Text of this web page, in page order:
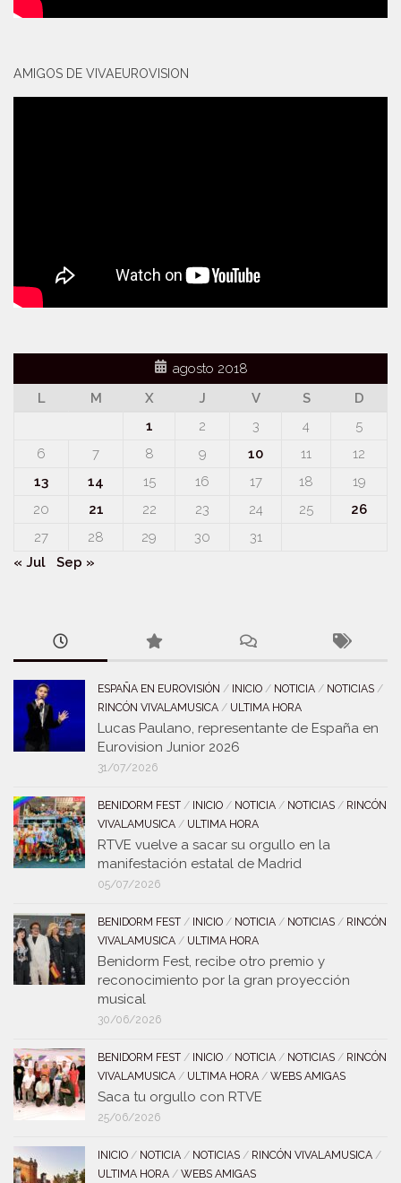
AMIGOS DE VIVAEUROVISION
agosto 2018
L
M X J V S
D
1
2 3 4
5
6
7 8 9 10 11
12
13
14 15 16 17 18
19
20
21 22 23 24 25
26
27
28 29 30
31
« Jul
Sep »
ESPAÑA EN EUROVISIÓN / INICIO / NOTICIA / NOTICIAS /
RINCÓN VIVALAMUSICA / ULTIMA HORA
Lucas Paulano, representante de España en
Eurovision Junior 2026
31/07/2026
BENIDORM FEST / INICIO / NOTICIA / NOTICIAS / RINCÓN
VIVALAMUSICA / ULTIMA HORA
RTVE vuelve a sacar su orgullo en la
manifestación estatal de Madrid
05/07/2026
BENIDORM FEST / INICIO / NOTICIA / NOTICIAS / RINCÓN
VIVALAMUSICA / ULTIMA HORA
Benidorm Fest, recibe otro premio y
reconocimiento por la gran proyección
musical
30/06/2026
BENIDORM FEST / INICIO / NOTICIA / NOTICIAS / RINCÓN
VIVALAMUSICA / ULTIMA HORA / WEBS AMIGAS
Saca tu orgullo con RTVE
25/06/2026
INICIO / NOTICIA / NOTICIAS / RINCÓN VIVALAMUSICA /
ULTIMA HORA / WEBS AMIGAS